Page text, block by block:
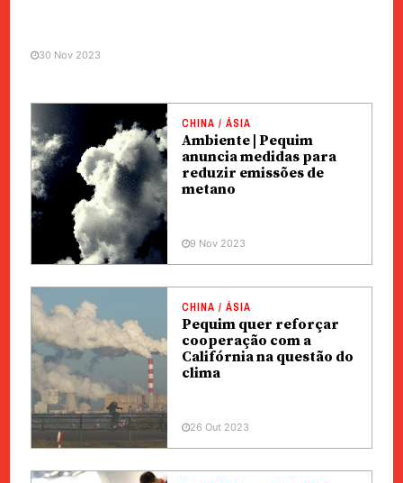
30 Nov 2023
CHINA / ÁSIA
Ambiente | Pequim
anuncia medidas para
reduzir emissões de
metano
9 Nov 2023
CHINA / ÁSIA
Pequim quer reforçar
cooperação com a
Califórnia na questão do
clima
26 Out 2023